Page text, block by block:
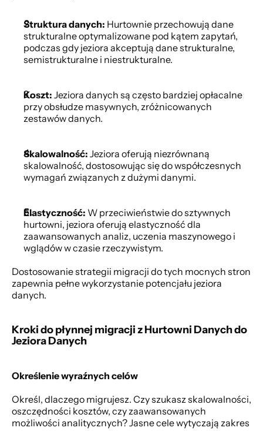
Struktura danych: Hurtownie przechowują dane
strukturalne optymalizowane pod kątem zapytań,
podczas gdy jeziora akceptują dane strukturalne,
semistrukturalne i niestrukturalne.
Koszt: Jeziora danych są często bardziej opłacalne
przy obsłudze masywnych, zróżnicowanych
zestawów danych.
Skalowalność: Jeziora oferują niezrównaną
skalowalność, dostosowując się do współczesnych
wymagań związanych z dużymi danymi.
Elastyczność: W przeciwieństwie do sztywnych
hurtowni, jeziora oferują elastyczność dla
zaawansowanych analiz, uczenia maszynowego i
wglądów w czasie rzeczywistym.
Dostosowanie strategii migracji do tych mocnych stron
zapewnia pełne wykorzystanie potencjału jeziora
danych.
Kroki do płynnej migracji z Hurtowni Danych do
Jeziora Danych
Określenie wyraźnych celów
Określ, dlaczego migrujesz. Czy szukasz skalowalności,
oszczędności kosztów, czy zaawansowanych
możliwości analitycznych? Jasne cele wytyczają zakres